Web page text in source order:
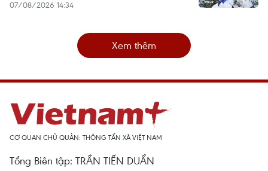
07/08/2026 14:34
Xem thêm
CƠ QUAN CHỦ QUẢN: THÔNG TẤN XÃ VIỆT NAM
Tổng Biên tập: TRẦN TIẾN DUẨN